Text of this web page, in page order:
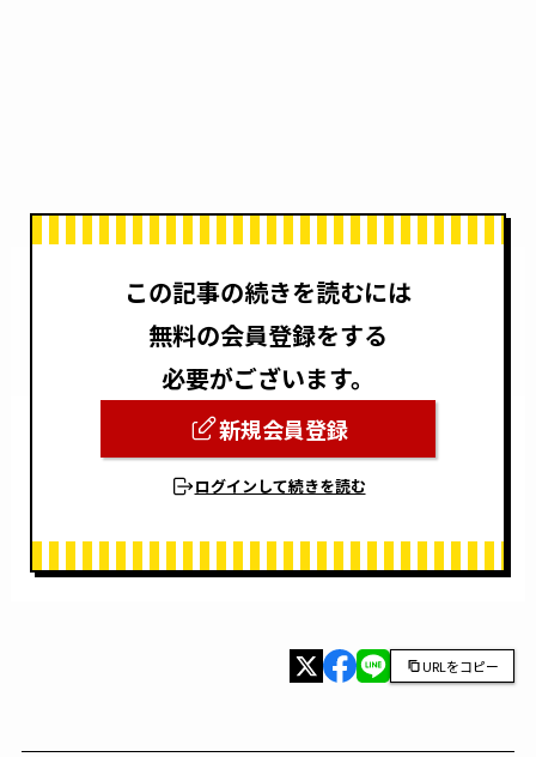
この記事の続きを読むには
無料の会員登録をする
必要がございます。
新規会員登録
ログインして続きを読む
URLをコピー